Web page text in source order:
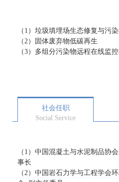
（ 1 ）垃圾填埋场生态修复与污染
（2）固体废弃物低碳再生
（3）多组分污染物远程在线监
社会任职
Social Service
（ 1 ）中国混凝土与水泥制品协
事长
（2）中国岩石力学与工程学会